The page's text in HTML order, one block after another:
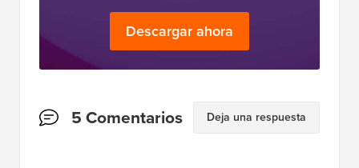
Descargar ahora
Interacciones
5 Comentarios Deja una respuesta